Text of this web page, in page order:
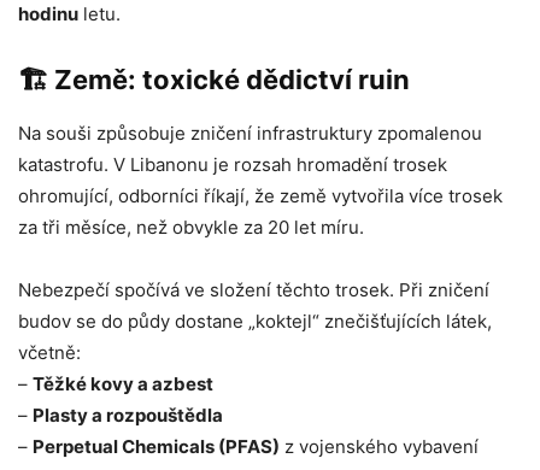
hodinu letu.
🏗️ Země: toxické dědictví ruin
Na souši způsobuje zničení infrastruktury zpomalenou
katastrofu. V Libanonu je rozsah hromadění trosek
ohromující, odborníci říkají, že země vytvořila více trosek
za tři měsíce, než obvykle za 20 let míru.
Nebezpečí spočívá ve složení těchto trosek. Při zničení
budov se do půdy dostane „koktejl“ znečišťujících látek,
včetně:
– Těžké kovy a azbest
– Plasty a rozpouštědla
– Perpetual Chemicals (PFAS) z vojenského vybavení